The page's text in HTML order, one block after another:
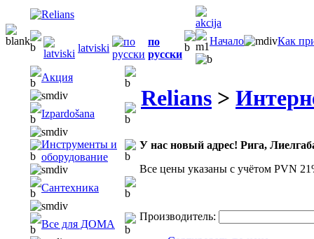
latviski
по
русски
Начало Как
Акция
Izpardošana
Инструменты и
оборудование
Сантехника
Все для ДОМА
Relians >
У нас новый адрес! Рига,
Все цены указаны с учётом PVN
Производитель: